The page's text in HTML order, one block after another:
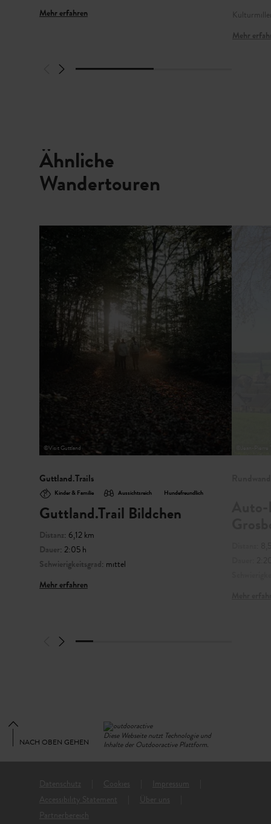
Mehr erfahren
Mehr
Ähnliche
Wandertouren
©Visit Guttland
Guttland.Trails
Kinder & Familie Aussichtsreich Hundefreundlich
Guttland.Trail Bildchen
Distanz: 6,12 km
Dauer: 2:05 h
Schwierigkeitsgrad: mittel
Mehr erfahren
Diese Webseite nutzt Technologie und
Inhalte der Outdooractive Plattform.
Datenschutz Cookies
Impressum
Accessibility Statement
Über uns
Partnerbereich
NACH OBEN GEHEN